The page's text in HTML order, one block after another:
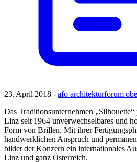
23. April 2018 - afo architekturforum
Das Traditionsunternehmen
Linz seit 1964 unverwechselbares und
Form von Brillen. Mit ihrer
handwerklichen Anspruch und
bildet der Konzern ein internationales
Linz und ganz Österreich.